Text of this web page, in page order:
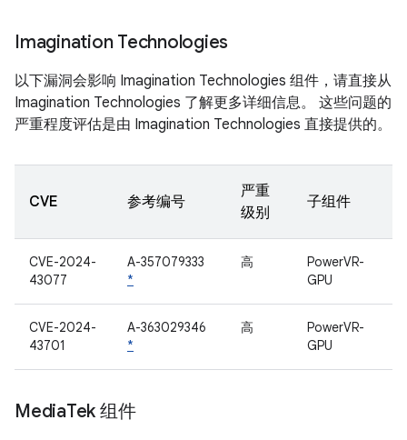
Imagination Technologies
以下漏洞会影响 Imagination Technologies 组件，请直接从
Imagination Technologies 了解更多详细信息。 这些问题的
严重程度评估是由 Imagination Technologies 直接提供的。
CVE 参考编号
严重
级别
子组件
CVE-2024-
43077
A-357079333
*
高
PowerVR-
GPU
CVE-2024-
43701
A-363029346
*
高
PowerVR-
GPU
MediaTek 组件